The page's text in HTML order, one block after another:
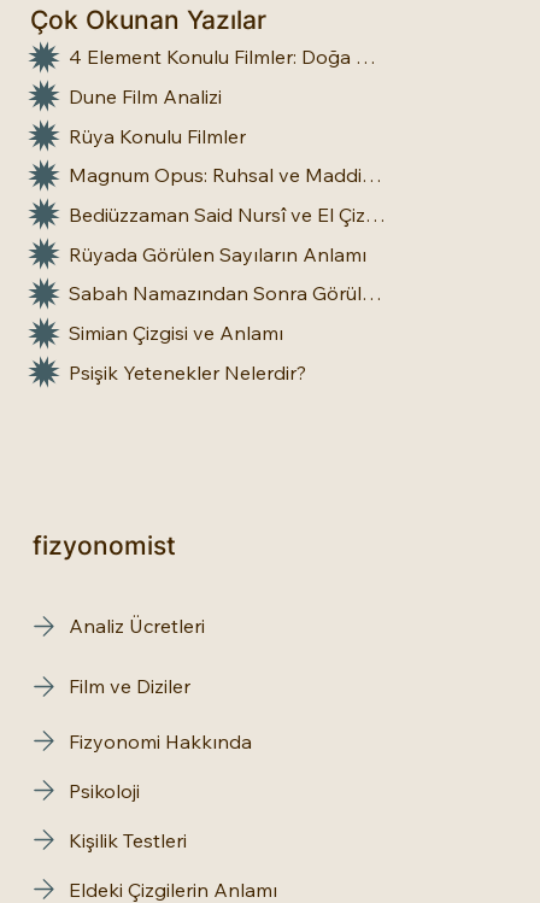
Çok Okunan Yazılar
4 Element Konulu Filmler: Doğa Üstü Güçler
Dune Film Analizi
Rüya Konulu Filmler
Magnum Opus: Ruhsal ve Maddi Dönüşümün Büyük Eseri
Bediüzzaman Said Nursî ve El Çizgileri: İnsan Doğasına Dair Bir Bakış
Rüyada Görülen Sayıların Anlamı
Sabah Namazından Sonra Görülen Rüya Gerçek Olur mu?
Simian Çizgisi ve Anlamı
Psişik Yetenekler Nelerdir?
fizyonomist
Analiz Ücretleri
Film ve Diziler
Fizyonomi Hakkında
Psikoloji
Kişilik Testleri
Eldeki Çizgilerin Anlamı